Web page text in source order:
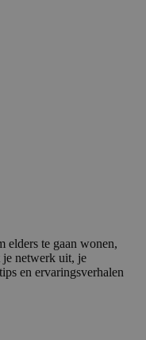
elders te gaan wonen,
je netwerk uit, je
en ervaringsverhalen